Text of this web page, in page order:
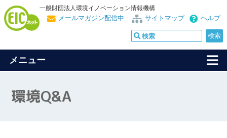
一般財団法人環境イノベーション情報機構
ヘルプ
サイトマップ
メールマガジン配信中
メニュー
環境Q&A